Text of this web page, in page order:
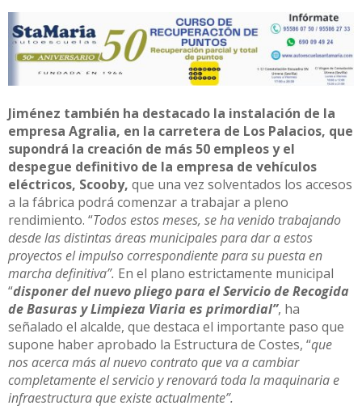
Jiménez también ha destacado la instalación de la
empresa Agralia, en la carretera de Los Palacios, que
supondrá la creación de más 50 empleos y el
despegue definitivo de la empresa de vehículos
eléctricos, Scooby, que una vez solventados los accesos
a la fábrica podrá comenzar a trabajar a pleno
rendimiento. “Todos estos meses, se ha venido trabajando
desde las distintas áreas municipales para dar a estos
proyectos el impulso correspondiente para su puesta en
marcha definitiva”. En el plano estrictamente municipal
“disponer del nuevo pliego para el Servicio de Recogida
de Basuras y Limpieza Viaria es primordial”, ha
señalado el alcalde, que destaca el importante paso que
supone haber aprobado la Estructura de Costes, “que
nos acerca más al nuevo contrato que va a cambiar
completamente el servicio y renovará toda la maquinaria e
infraestructura que existe actualmente”.